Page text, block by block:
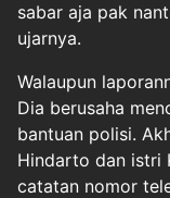
sabar aja pak
ujarnya.
Walaupun
Dia berusaha
bantuan polisi.
Hindarto dan istri
catatan nomor